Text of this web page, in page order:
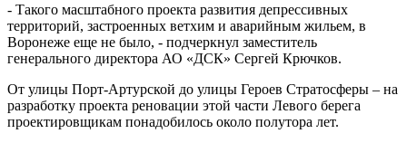
- Такого масштабного проекта развития депрессивных
территорий, застроенных ветхим и аварийным жильем, в
Воронеже еще не было, - подчеркнул заместитель
генерального директора АО «ДСК» Сергей Крючков.
От улицы Порт-Артурской до улицы Героев Стратосферы – на
разработку проекта реновации этой части Левого берега
проектировщикам понадобилось около полутора лет.